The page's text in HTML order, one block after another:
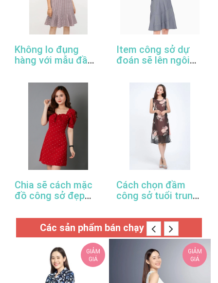
Không lo đụng
hàng với mẫu đầm
thanh lịch
Item công sở dự
đoán sẽ lên ngôi
Chia sẽ cách mặc
đồ công sở đẹp
này
Cách chọn đầm
công sở tuổi trung
Các sản phẩm bán chạy
GIẢM
GIÁ
GIẢM
GIÁ